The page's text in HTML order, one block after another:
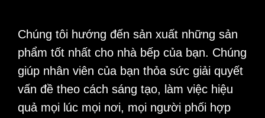
Chúng tôi hướng đến sản xuất những sản
phẩm tốt nhất cho nhà bếp của bạn. Chúng
giúp nhân viên của bạn thỏa sức giải quyết
vấn đề theo cách sáng tạo, làm việc hiệu
quả mọi lúc mọi nơi, mọi người phối hợp